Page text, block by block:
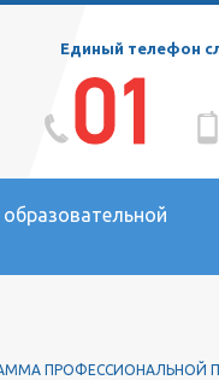
Единый телефон
ПРОФЕССИОНАЛЬНОЙ